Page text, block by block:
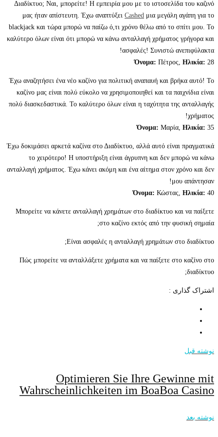
Διαδίκτυο; Ναι, μπορείτε! Η εμπειρία μου με το ιστοσελίδα
μας ήταν απίστευτη. Έχω αναπτύξει Cashedμια μεγάλη
blackjack και τώρα μπορώ να παίζω ό,τι χρόνο θέλω από το
καλύτερο όλων είναι ότι μπορώ να κάνω ανταλλαγή χρήματος
ασφαλές! Συνιστώ
Όνομα:Πέτρος,
Έχω αναζητήσει ένα νέο καζίνο για πολιτική αναπαυή και
καζίνο μας είναι πολύ εύκολο να χρησιμοποιηθεί και τα
πολύ διασκεδαστικά. Το καλύτερο όλων είναι η ταχύτητα της
Όνομα:Μαρία,
Έχω δοκιμάσει αρκετά καζίνα στο Διαδίκτυο, αλλά αυτό είναι
το χειρότερο! Η υποστήριξη είναι άγρυπνη και δεν
ανταλλαγή χρήματος. Έχω κάνει ακόμη και ένα αίτημα στον
μου
Όνομα:Κώστας,
Μπορείτε να κάνετε ανταλλαγή χρημάτων στο διαδίκτυο και
στο καζίνο εκτός από την
Είναι ασφαλές η ανταλλαγή χρημάτων στο
Πώς μπορείτε να ανταλλάξετε χρήματα και να παίξετε στο
:
Optimieren Sie Ihre
Wahrscheinlichkeiten im BoaBoa